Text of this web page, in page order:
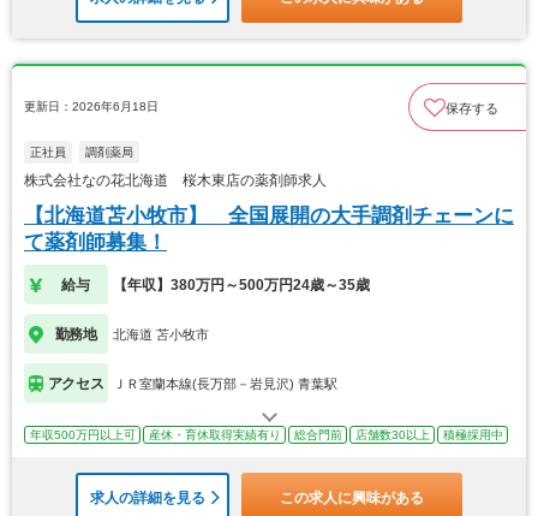
更新日：2026年6月18日 保存する
正社員 調剤薬局
株式会社なの花北海道 桜木東店の薬剤師求人
【北海道苫小牧市】 全国展開の大手調剤チェーンに
て薬剤師募集！
給与 【年収】380万円～500万円24歳～35歳
勤務地 北海道 苫小牧市
アクセス ＪＲ室蘭本線(長万部－岩見沢) 青葉駅
年収500万円以上可 産休・育休取得実績有り 総合門前 店舗数30以上 積極採用中
求人の詳細を見る この求人に興味がある